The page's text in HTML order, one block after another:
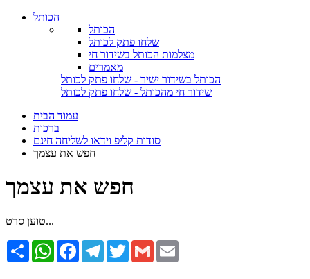
הכותל
הכותל
שלחו פתק לכותל
מצלמות הכותל בשידור חי
מאמרים
הכותל בשידור ישיר - שלחו פתק לכותל
שידור חי מהכותל - שלחו פתק לכותל
עמוד הבית
ברכות
סודות קליפ וידאו לשליחה חינם
חפש את עצמך
חפש את עצמך
טוען סרט...
שתף WhatsAppFacebookTelegramTwitterGmail